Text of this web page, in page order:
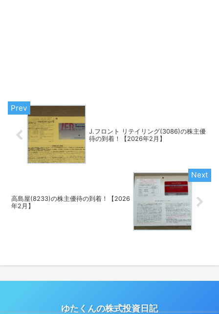
J.フロント リテイリング(3086)の株主優
待の到着！【2026年2月】
高島屋(8233)の株主優待の到着！【2026
年2月】
ゆたくんの株式投資日記